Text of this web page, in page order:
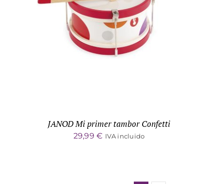
DETALLES
JANOD Mi primer tambor Confetti
29,99€ IVA incluido